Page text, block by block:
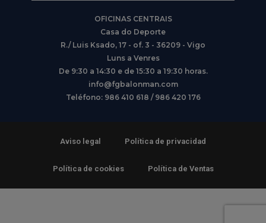
OFICINAS CENTRAIS
Casa do Deporte
R./ Luis Ksado, 17 - of. 3 - 36209 - Vigo
Luns a Venres
De 9:30 a 14:30 e de 15:30 a 19:30 horas.
info@fgbalonman.com
Teléfono: 986 410 618 / 986 420 176
Aviso legal Política de privacidad
Política de cookies Política de Ventas